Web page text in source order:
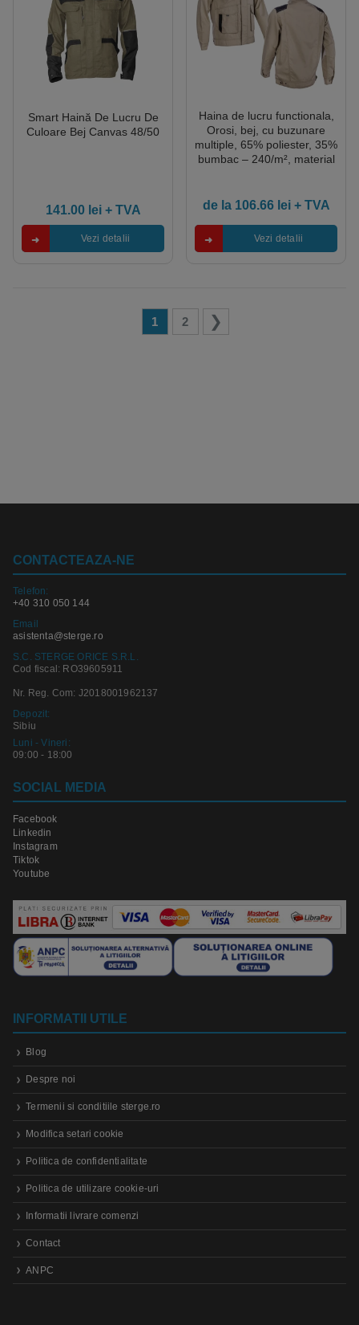
Smart Haină De Lucru De
Culoare Bej Canvas 48/50
141.00 lei+ TVA
Vezi detalii
Haina de lucru functionala,
Orosi, bej, cu buzunare
multiple, 65% poliester, 35%
bumbac – 240/m², material
de la 106.66 lei+ TVA
Vezi detalii
1 2
CONTACTEAZA-NE
Telefon:
+40 310 050 144
Email
asistenta@sterge.ro
S.C. STERGE ORICE S.R.L.
Cod fiscal: RO39605911
Nr. Reg. Com: J2018001962137
Depozit:
Sibiu
Luni - Vineri:
09:00 - 18:00
SOCIAL MEDIA
Facebook
Linkedin
Instagram
Tiktok
Youtube
INFORMATII UTILE
Blog
Despre noi
Termenii si conditiile sterge.ro
Modifica setari cookie
Politica de confidentialitate
Politica de utilizare cookie-uri
Informatii livrare comenzi
Contact
ANPC